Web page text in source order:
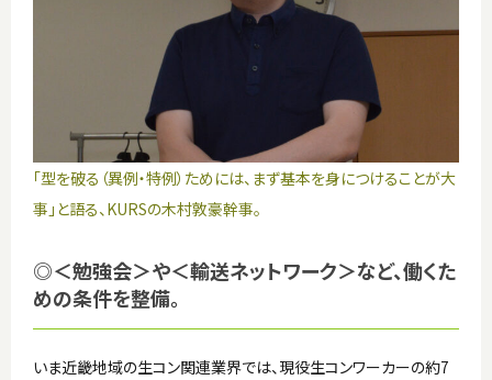
「型を破る（異例・特例）ためには、まず基本を身につけることが大
事」と語る、KURSの木村敦豪幹事。
◎＜勉強会＞や＜輸送ネットワーク＞など、働くた
めの条件を整備。
いま近畿地域の生コン関連業界では、現役生コンワーカーの約7